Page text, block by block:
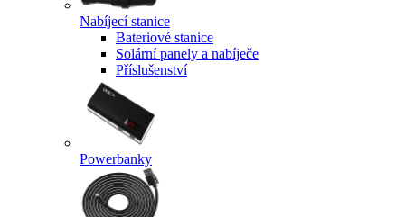
Nabíjecí stanice
Bateriové stanice
Solární panely a nabíječe
Příslušenství
Powerbanky